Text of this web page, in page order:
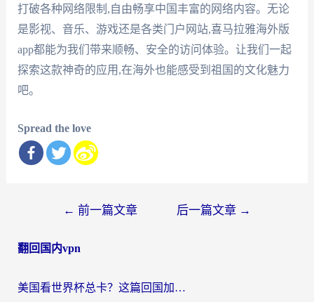
打破各种网络限制,自由畅享中国丰富的网络内容。无论
是影视、音乐、游戏还是各类门户网站,喜马拉雅海外版
app都能为我们带来顺畅、安全的访问体验。让我们一起
探索这款神奇的应用,在海外也能感受到祖国的文化魅力
吧。
Spread the love
导
← 前一篇文章 后一篇文章 →
翻回国内vpn
美国看世界杯总卡？这篇回国加速器指南帮你无缝刷国内资源（附苹果手机VPN设置步骤）